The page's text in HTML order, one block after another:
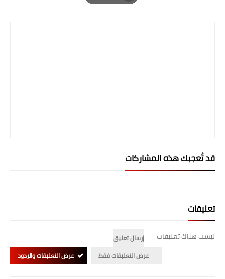
Print
قد تُعجبك هذه المشاركات
تعليقات
ليست هناك تعليقات
إرسال تعليق
عرض التعليقات فقط
عرض التعليقات والردود